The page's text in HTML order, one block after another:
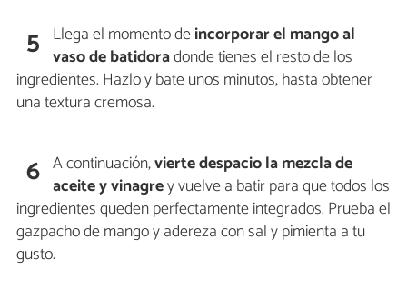
5 Llega el momento deincorporar el mango al
vaso de batidoradonde tienes el resto de los
ingredientes. Hazlo y bate unos minutos, hasta obtener
una textura cremosa.
6 A continuación,vierte despacio la mezcla de
aceite y vinagrey vuelve a batir para que todos los
ingredientes queden perfectamente integrados. Prueba el
gazpacho de mango y adereza con sal y pimienta a tu
gusto.